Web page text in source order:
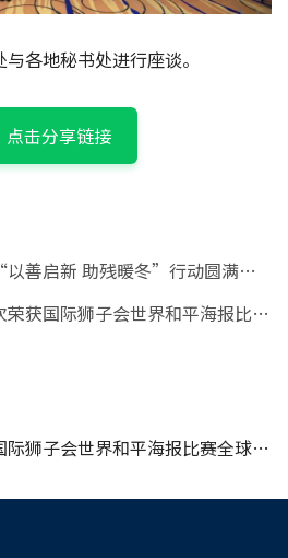
各地秘书处进行座谈。
点击分享链接
善启新 助残暖冬”行动圆满收官
国际狮子会世界和平海报比赛全球总冠军
子会世界和平海报比赛全球总冠军